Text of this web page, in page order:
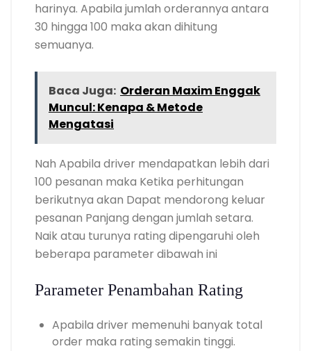
harinya. Apabila jumlah orderannya antara
30 hingga 100 maka akan dihitung
semuanya.
Baca Juga: Orderan Maxim Enggak
Muncul: Kenapa & Metode
Mengatasi
Nah Apabila driver mendapatkan lebih dari
100 pesanan maka Ketika perhitungan
berikutnya akan Dapat mendorong keluar
pesanan Panjang dengan jumlah setara.
Naik atau turunya rating dipengaruhi oleh
beberapa parameter dibawah ini
Parameter Penambahan Rating
Apabila driver memenuhi banyak total
order maka rating semakin tinggi.